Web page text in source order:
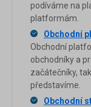
podíváme na
platformám.
Obchodní
Obchodní
obchodníky a
začátečníky,
představíme.
Obchodní